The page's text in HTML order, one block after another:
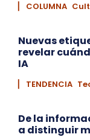
▏ COLUMNA
Nuevas
revelar
IA
▏ TENDENCIA
De la
a distinguir